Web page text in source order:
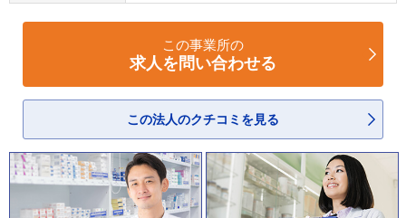
この事業所の
求人を問い合わせる
この法人のクチコミを見る